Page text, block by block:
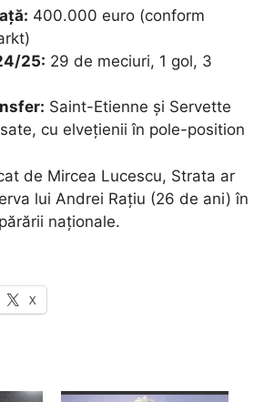
400.000 euro (conform
25: 29 de meciuri, 1 gol, 3
Saint-Etienne și Servette
cu elvețienii în pole-position
de Mircea Lucescu, Strata ar
lui Andrei Rațiu (26 de ani) în
naționale.
X